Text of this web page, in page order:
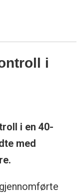
i
i en 40-
med